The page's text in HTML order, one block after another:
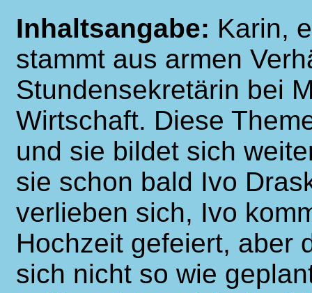
Inhaltsangabe: Karin,
stammt aus armen
Stundensekretärin bei
Wirtschaft. Diese
und sie bildet sich
sie schon bald Ivo
verlieben sich, Ivo
Hochzeit gefeiert, aber
sich nicht so wie